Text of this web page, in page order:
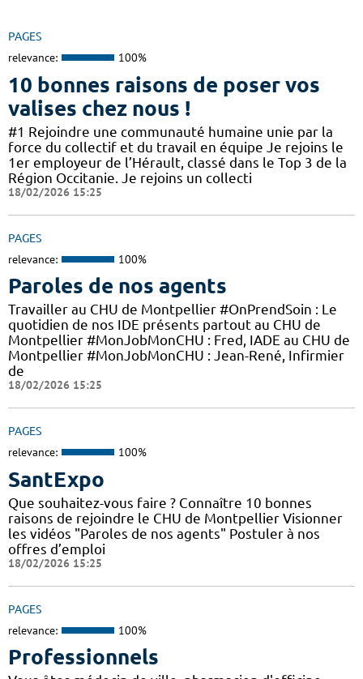
PAGES
relevance: 100%
10 bonnes raisons de poser vos
valises chez nous !
#1 Rejoindre une communauté humaine unie par la
force du collectif et du travail en équipe Je rejoins le
1er employeur de l’Hérault, classé dans le Top 3 de la
Région Occitanie. Je rejoins un collecti
18/02/2026 15:25
PAGES
relevance: 100%
Paroles de nos agents
Travailler au CHU de Montpellier #OnPrendSoin : Le
quotidien de nos IDE présents partout au CHU de
Montpellier #MonJobMonCHU : Fred, IADE au CHU de
Montpellier #MonJobMonCHU : Jean-René, Infirmier
de
18/02/2026 15:25
PAGES
relevance: 100%
SantExpo
Que souhaitez-vous faire ? Connaître 10 bonnes
raisons de rejoindre le CHU de Montpellier Visionner
les vidéos "Paroles de nos agents" Postuler à nos
offres d’emploi
18/02/2026 15:25
PAGES
relevance: 100%
Professionnels